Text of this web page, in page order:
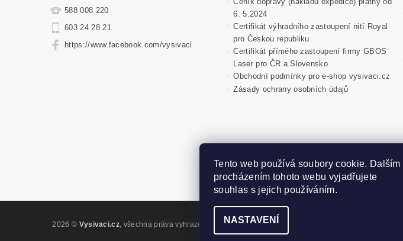
588 008 220
603 24 28 21
https://www.facebook.com/vysivaci
6. 5.2024
Certifikát výhradního zastoupení nití Royal
pro Českou republiku
Certifikát přímého zastoupení firmy GBOS
Laser pro ČR a Slovensko
Obchodní podmínky pro e-shop vysivaci.cz
Zásady ochrany osobních údajů
Zboží.cz | Heureka.cz
2026 © Vysivaci.cz, všechna práva vyhrazena
Tento web používá soubory cookie. Dalším
procházením tohoto webu vyjadřujete
souhlas s jejich používáním.
NASTAVENÍ